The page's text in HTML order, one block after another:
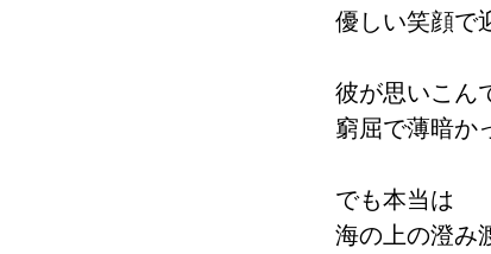
優しい笑顔で
彼が思いこん
窮屈で薄暗か
でも本当は
海の上の澄み